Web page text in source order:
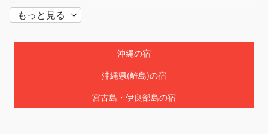
もっと見る
沖縄の宿
沖縄県(離島)の宿
宮古島・伊良部島の宿